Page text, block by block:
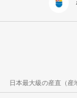
日本最大級の産直（産